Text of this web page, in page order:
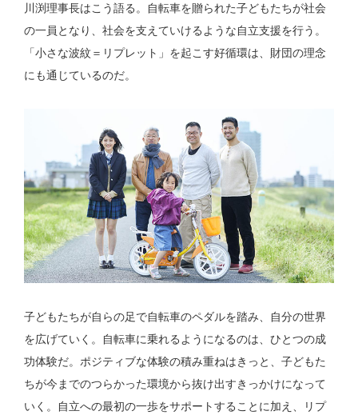
川渕理事長はこう語る。自転車を贈られた子どもたちが社会
の一員となり、社会を支えていけるような自立支援を行う。
「小さな波紋＝リプレット」を起こす好循環は、財団の理念
にも通じているのだ。
子どもたちが自らの足で自転車のペダルを踏み、自分の世界
を広げていく。自転車に乗れるようになるのは、ひとつの成
功体験だ。ポジティブな体験の積み重ねはきっと、子どもた
ちが今までのつらかった環境から抜け出すきっかけになって
いく。自立への最初の一歩をサポートすることに加え、リプ